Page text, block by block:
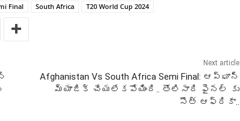
Final South Africa T20 World Cup 2024
Next article
Afghanistan Vs South Africa Semi Final: ఆప్ఘాన్
మ్యాజిక్ చేయలేకపోయింది.. తొలిసారి ఫైనల్ కు
సౌత్ ఆఫ్రికా..